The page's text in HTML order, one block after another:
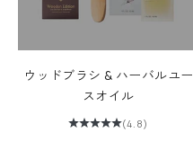
ウッドブラシ & ハーバルユー
スオイル
(4.8)